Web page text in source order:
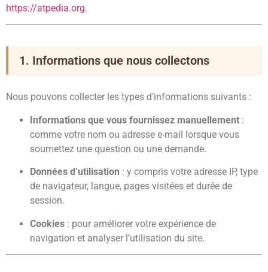
https://atpedia.org.
1. Informations que nous collectons
Nous pouvons collecter les types d’informations suivants :
Informations que vous fournissez manuellement :
comme votre nom ou adresse e-mail lorsque vous
soumettez une question ou une demande.
Données d’utilisation : y compris votre adresse IP, type
de navigateur, langue, pages visitées et durée de
session.
Cookies : pour améliorer votre expérience de
navigation et analyser l’utilisation du site.